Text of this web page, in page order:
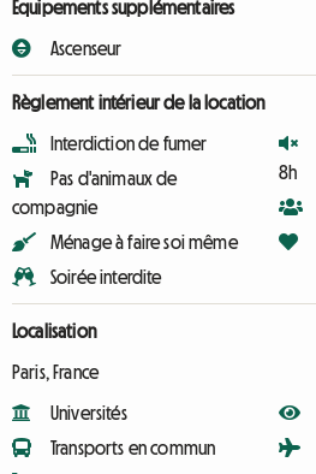
Équipements supplémentaires
Ascenseur
Règlement intérieur de la location
Interdiction de fumer
Pas d'animaux de
compagnie
Ménage à faire soi même
Soirée interdite
8h
Localisation
Paris, France
Universités
Transports en commun